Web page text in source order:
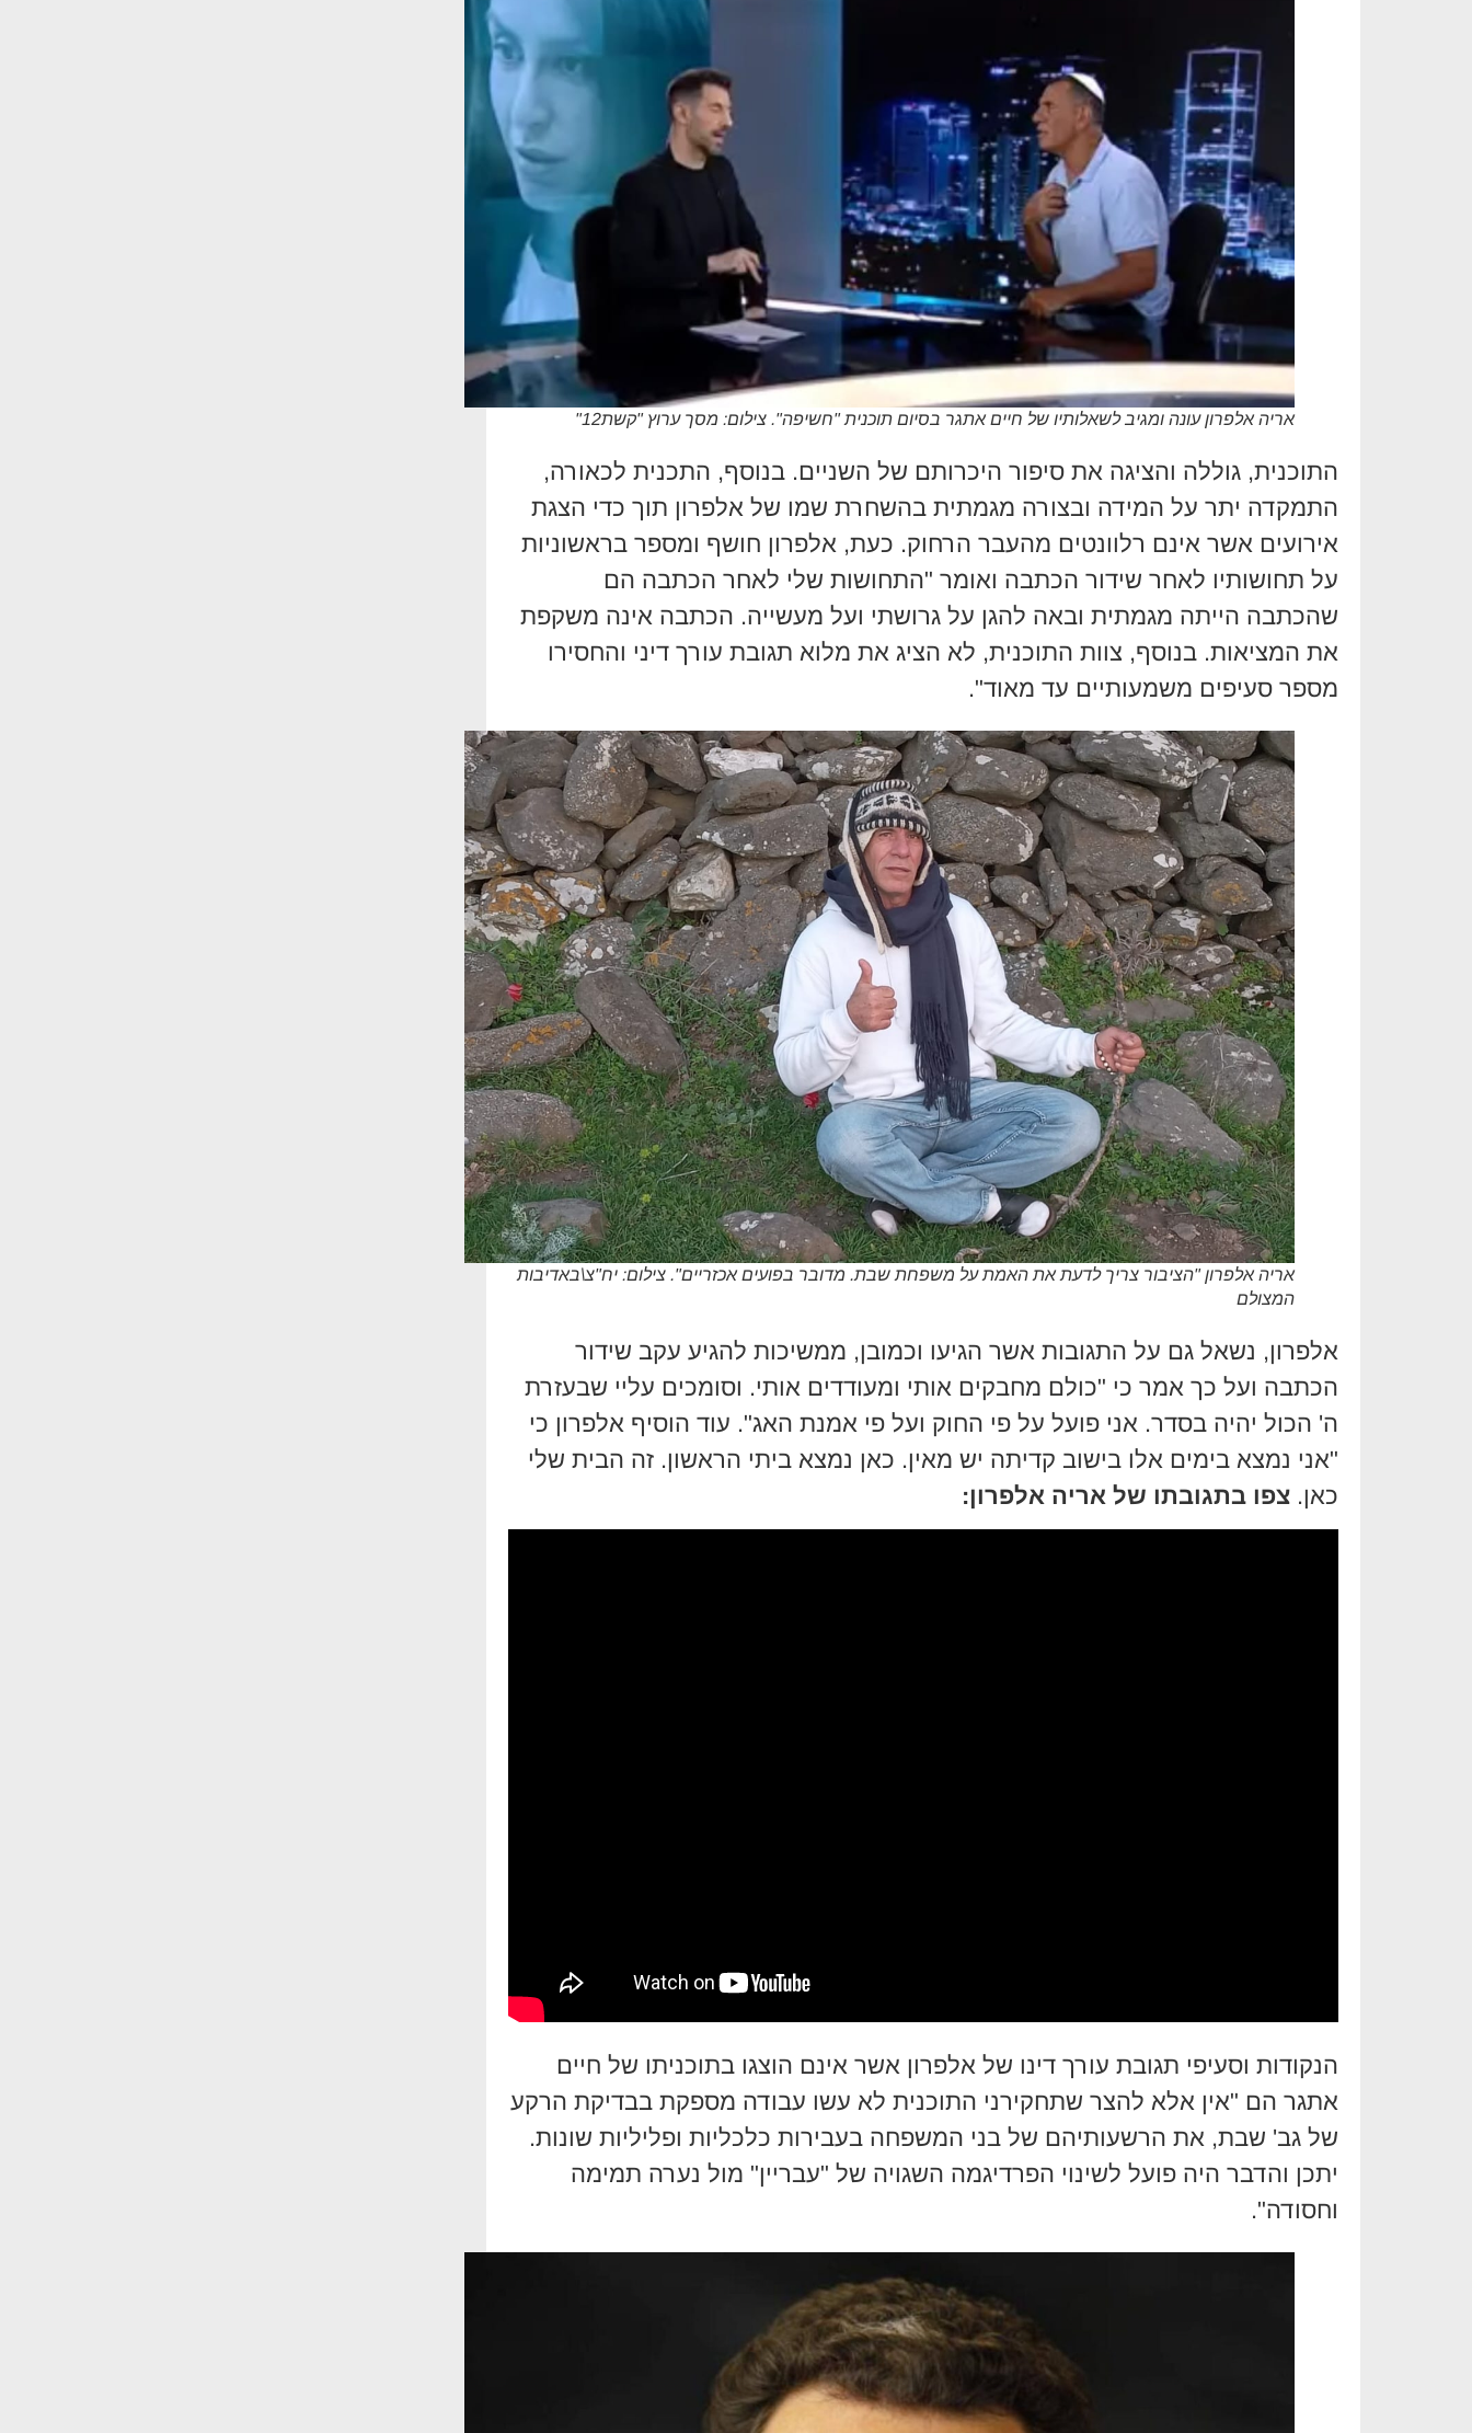
אריה אלפרון עונה ומגיב לשאלותיו של חיים אתגר בסיום תוכנית "חשיפה". צילום: מסך ערוץ "קשת12"
התוכנית, גוללה והציגה את סיפור היכרותם של השניים. בנוסף, התכנית לכאורה,
התמקדה יתר על המידה ובצורה מגמתית בהשחרת שמו של אלפרון תוך כדי הצגת
אירועים אשר אינם רלוונטים מהעבר הרחוק. כעת, אלפרון חושף ומספר בראשוניות
על תחושותיו לאחר שידור הכתבה ואומר "התחושות שלי לאחר הכתבה הם
שהכתבה הייתה מגמתית ובאה להגן על גרושתי ועל מעשייה. הכתבה אינה משקפת
את המציאות. בנוסף, צוות התוכנית, לא הציג את מלוא תגובת עורך דיני והחסירו
מספר סעיפים משמעותיים עד מאוד".
אריה אלפרון "הציבור צריך לדעת את האמת על משפחת שבת. מדובר בפועים אכזריים". צילום: יח"צ\באדיבות
המצולם
אלפרון, נשאל גם על התגובות אשר הגיעו וכמובן, ממשיכות להגיע עקב שידור
הכתבה ועל כך אמר כי "כולם מחבקים אותי ומעודדים אותי. וסומכים עליי שבעזרת
ה' הכול יהיה בסדר. אני פועל על פי החוק ועל פי אמנת האג". עוד הוסיף אלפרון כי
"אני נמצא בימים אלו בישוב קדיתה יש מאין. כאן נמצא ביתי הראשון. זה הבית שלי
כאן. צפו בתגובתו של אריה אלפרון:
הנקודות וסעיפי תגובת עורך דינו של אלפרון אשר אינם הוצגו בתוכניתו של חיים
אתגר הם "אין אלא להצר שתחקירני התוכנית לא עשו עבודה מספקת בבדיקת הרקע
של גב' שבת, את הרשעותיהם של בני המשפחה בעבירות כלכליות ופליליות שונות.
יתכן והדבר היה פועל לשינוי הפרדיגמה השגויה של "עבריין" מול נערה תמימה
וחסודה".